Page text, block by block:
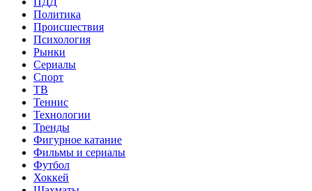
Политика
Происшествия
Психология
Рынки
Сериалы
Спорт
ТВ
Теннис
Технологии
Тренды
Фигурное катание
Фильмы и сериалы
Футбол
Хоккей